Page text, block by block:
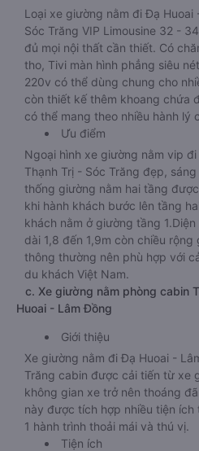
Loại xe giường nằm đi Đạ
Sóc Trăng VIP Limousine 32 -
đủ mọi nội thất cần thiết. Có
tho, Tivi màn hình phẳng siêu
220v có thể dùng chung cho
còn thiết kế thêm khoang chứa
có thể mang theo nhiều hành lý
Ưu điểm
Ngoại hình xe giường nằm vip
Thạnh Trị - Sóc Trăng đẹp,
thống giường nằm hai tầng
khi hành khách bước lên tầng
khách nằm ở giường tầng
dài 1,8 đến 1,9m còn chiều
thông thường nên phù hợp với
du khách Việt Nam.
c. Xe giường nằm phòng cabin
Huoai - Lâm Đồng
Giới thiệu
Xe giường nằm đi Đạ Huoai -
Trăng cabin được cải tiến từ xe
không gian xe trở nên thoáng
này được tích hợp nhiều tiện
1 hành trình thoải mái và thú vị.
Tiện ích